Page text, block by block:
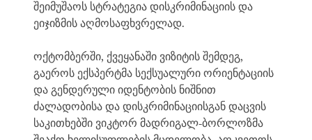
შეიმუშაოს სტრატეგია დისკრიმინაციის და
ეიჯიზმის აღმოსაფხვრელად.
ოქტომბერში, ქვეყანაში ვიზიტის შემდეგ,
გაეროს ექსპერტმა სექსუალური ორიენტაციის
და გენდერული იდენტობის ნიშნით
ძალადობისა და დისკრიმინაციისგან დაცვის
საკითხებში ვიკტორ მადრიგალ-ბორლოზმა